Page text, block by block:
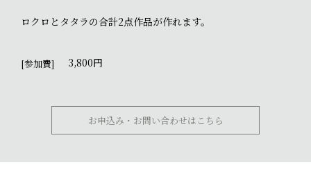
ロクロとタタラの合計2点作品が作れます。
[参加費] 3,800円
お申込み・お問い合わせはこちら